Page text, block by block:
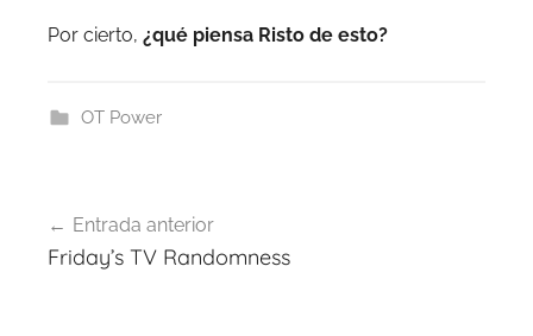
Por cierto, ¿qué piensa Risto de esto?
OT Power
de
Entrada anterior
Friday’s TV Randomness